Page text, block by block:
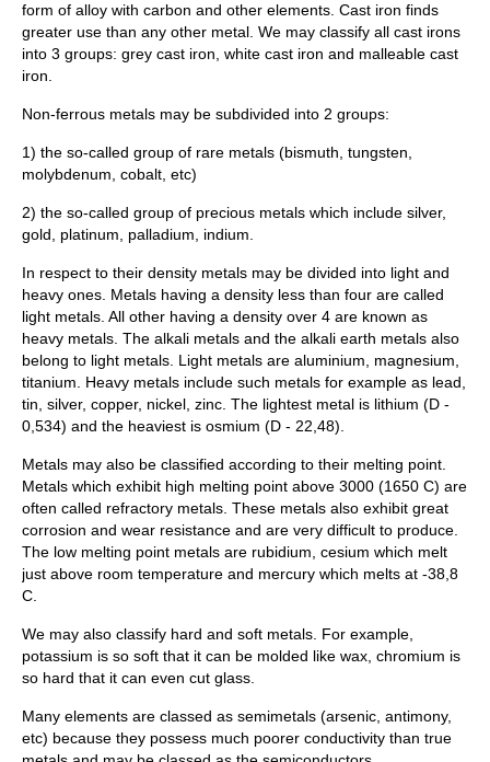
form of alloy with carbon and other elements. Cast iron finds
greater use than any other metal. We may classify all cast irons
into 3 groups: grey cast iron, white cast iron and malleable cast
iron.
Non-ferrous metals may be subdivided into 2 groups:
1) the so-called group of rare metals (bismuth, tungsten,
molybdenum, cobalt, etc)
2) the so-called group of precious metals which include silver,
gold, platinum, palladium, indium.
In respect to their density metals may be divided into light and
heavy ones. Metals having a density less than four are called
light metals. All other having a density over 4 are known as
heavy metals. The alkali metals and the alkali earth metals also
belong to light metals. Light metals are aluminium, magnesium,
titanium. Heavy metals include such metals for example as lead,
tin, silver, copper, nickel, zinc. The lightest metal is lithium (D -
0,534) and the heaviest is osmium (D - 22,48).
Metals may also be classified according to their melting point.
Metals which exhibit high melting point above 3000 (1650 C) are
often called refractory metals. These metals also exhibit great
corrosion and wear resistance and are very difficult to produce.
The low melting point metals are rubidium, cesium which melt
just above room temperature and mercury which melts at -38,8
C.
We may also classify hard and soft metals. For example,
potassium is so soft that it can be molded like wax, chromium is
so hard that it can even cut glass.
Many elements are classed as semimetals (arsenic, antimony,
etc) because they possess much poorer conductivity than true